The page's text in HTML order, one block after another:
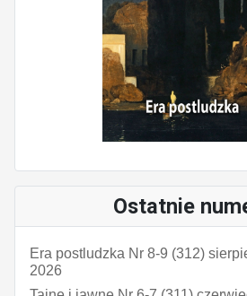
Ostatnie
Era postludzka Nr 8-9 (312)
2026